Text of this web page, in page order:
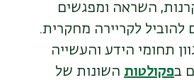
השראה ומפגשים
להוביל לקריירה מחקרית.
תחומי הידע והעשייה
בפקולטות השונות של